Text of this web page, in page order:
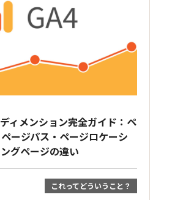
ィメンション完全ガイド：ペ
ージパス・ページロケーシ
グページの違い
これってどういうこと？